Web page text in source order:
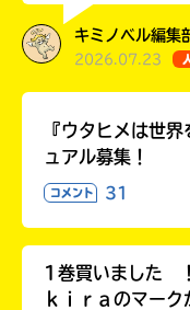
キミノベル編集
2026.07.23
『ウタヒメは世
ュアル募集！
コメント 31
1巻買いました ！
ｋｉｒａのマーク